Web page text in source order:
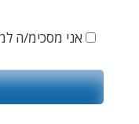
אני מסכימ/ה